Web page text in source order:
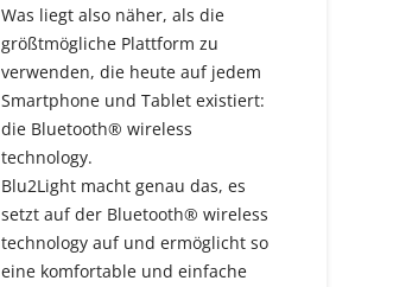
Was liegt also näher, als die
größtmögliche Plattform zu
verwenden, die heute auf jedem
Smartphone und Tablet existiert:
die Bluetooth® wireless
technology.
Blu2Light macht genau das, es
setzt auf der Bluetooth® wireless
technology auf und ermöglicht so
eine komfortable und einfache